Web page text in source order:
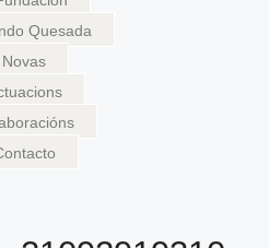
Quesada
Novas